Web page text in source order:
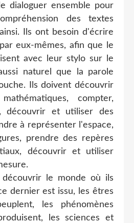
dialoguer ensemble pour
des textes
Ils ont besoin d'écrire
eux-mêmes, afin que le
avec leur stylo sur le
naturel que la parole
Ils doivent découvrir
compter,
découvrir et utiliser des
à représenter l'espace,
prendre des repères
découvrir et utiliser
découvrir le monde où ils
dernier est issu, les êtres
les phénomènes
les sciences et